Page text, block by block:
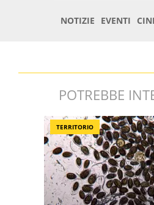
POTREBBE
TERRITORIO